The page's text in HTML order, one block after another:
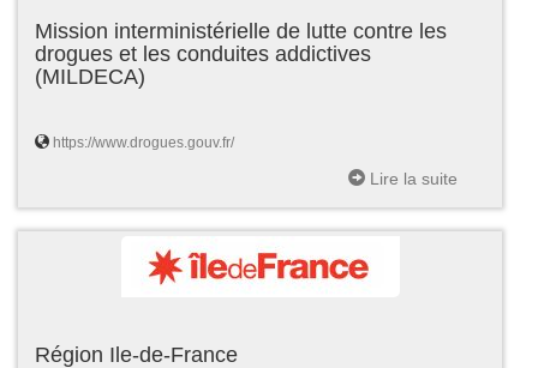
Mission interministérielle de lutte contre les
drogues et les conduites addictives
(MILDECA)
https://www.drogues.gouv.fr/
Lire la suite
Région Ile-de-France